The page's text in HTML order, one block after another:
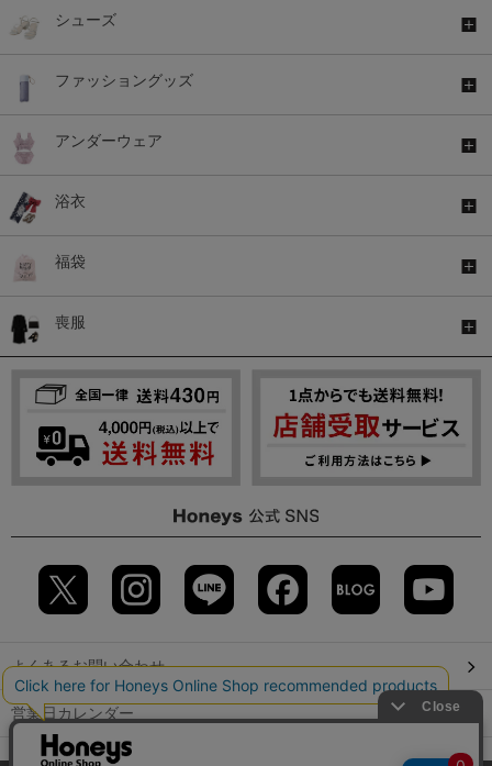
シューズ
ファッショングッズ
アンダーウェア
浴衣
福袋
喪服
よくあるお問い合わせ
営業日カレンダー
店舗検索